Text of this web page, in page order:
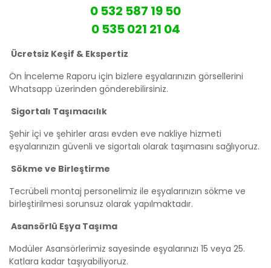
0 532 587 19 50
0 535 021 21 04
Ücretsiz Keşif & Ekspertiz
Ön İnceleme Raporu için bizlere eşyalarınızın görsellerini
Whatsapp üzerinden gönderebilirsiniz.
Sigortalı Taşımacılık
Şehir içi ve şehirler arası evden eve nakliye hizmeti
eşyalarınızın güvenli ve sigortalı olarak taşımasını sağlıyoruz.
Sökme ve Birleştirme
Tecrübeli montaj personelimiz ile eşyalarınızın sökme ve
birleştirilmesi sorunsuz olarak yapılmaktadır.
Asansörlü Eşya Taşıma
Modüler Asansörlerimiz sayesinde eşyalarınızı 15 veya 25.
Katlara kadar taşıyabiliyoruz.